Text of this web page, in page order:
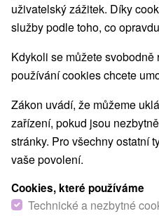
VŠECHNY TOP -
uživatelský zážitek. Díky
služby podle toho, co
Kdykoli se můžete svobodně
používání cookies chcete
Zákon uvádí, že můžeme
zařízení, pokud jsou
stránky. Pro všechny ostatní
vaše povolení.
Cookies, které používáme
Technické a nezbytné